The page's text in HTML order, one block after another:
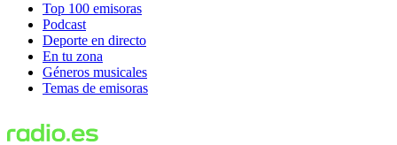
Top 100 emisoras
Podcast
Deporte en directo
En tu zona
Géneros musicales
Temas de emisoras